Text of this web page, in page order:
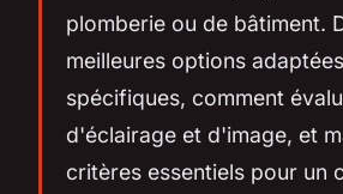
plomberie ou de bâtiment.
meilleures options
spécifiques, comment
d'éclairage et d'image, et
critères essentiels pour un